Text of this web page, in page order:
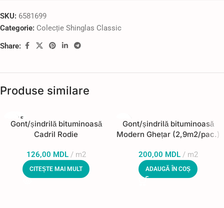
SKU: 6581699
Categorie: Colecție Shinglas Classic
Share:
Produse similare
STOC E
PUIZAT
Gont/șindrilă bituminoasă
Cadril Rodie
126,00 MDL m2
CITEȘTE MAI MULT
Gont/șindrilă bituminoasă
Modern Ghețar (2,9m2/pac.)
200,00 MDL m2
ADAUGĂ ÎN COȘ